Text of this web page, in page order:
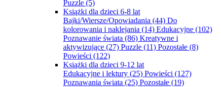
Puzzle (5)
Książki dla dzieci 6-8 lat
Bajki/Wiersze/Opowiadania (44) Do
kolorowania i naklejania (14) Edukacyjne (102)
Poznawanie świata (86) Kreatywne i
aktywizujące (27) Puzzle (11) Pozostałe (8)
Powieści (122)
Książki dla dzieci 9-12 lat
Edukacyjne i lektury (25) Powieści (127)
Poznawania świata (25) Pozostałe (19)